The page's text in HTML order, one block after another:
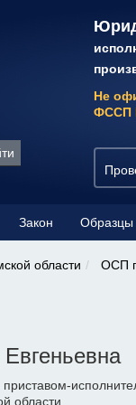
Не
ФССП
Закон Образцы
области ОСП
области